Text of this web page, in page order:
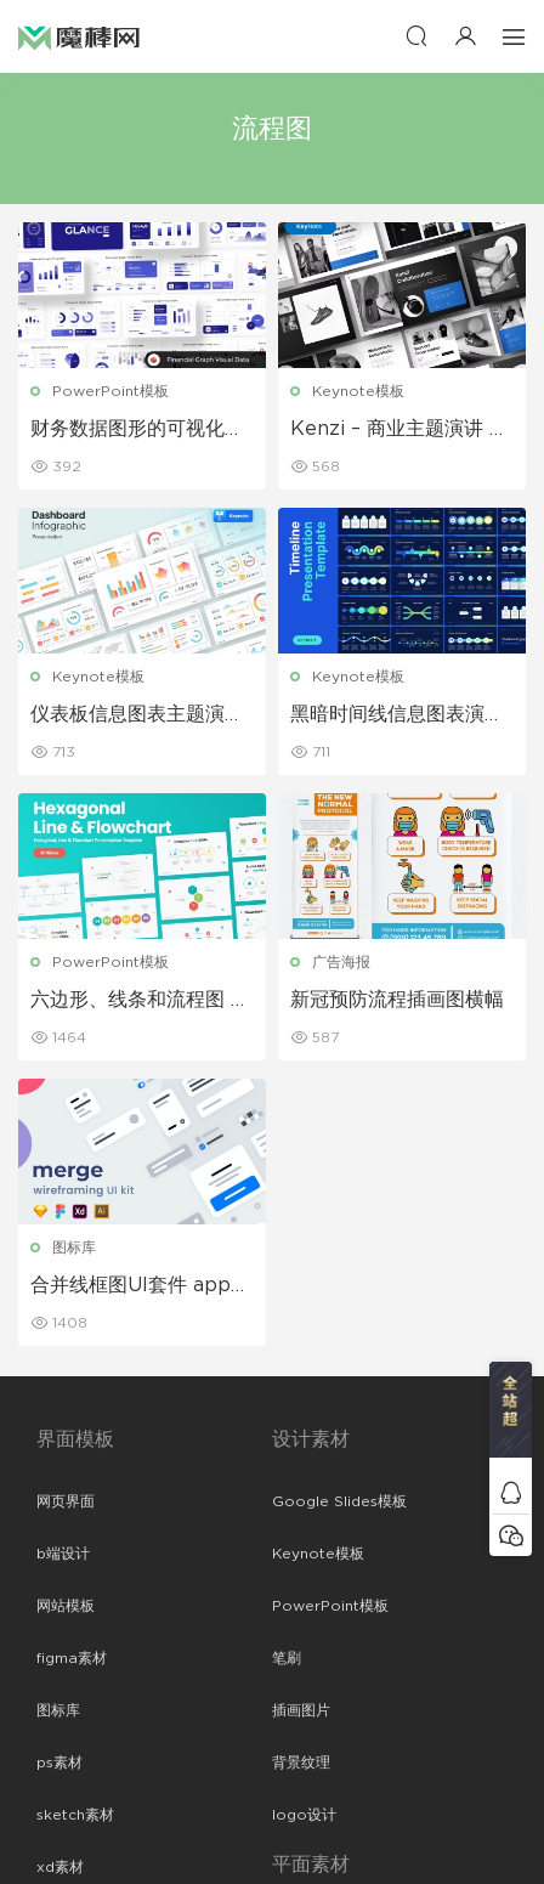
流程图
PowerPoint模板
财务数据图形的可视化信
392
Keynote模板
Kenzi – 商业主题演讲 K
568
Keynote模板
仪表板信息图表主题演讲
713
Keynote模板
黑暗时间线信息图表演示
711
PowerPoint模板
六边形、线条和流程图 P
1464
广告海报
新冠预防流程插画图横幅
587
图标库
合并线框图UI套件 app原
1408
界面模板
网页界面
b端设计
网站模板
figma素材
图标库
ps素材
sketch素材
xd素材
设计素材
Google Slides模板
Keynote模板
PowerPoint模板
笔刷
插画图片
背景纹理
logo设计
平面素材